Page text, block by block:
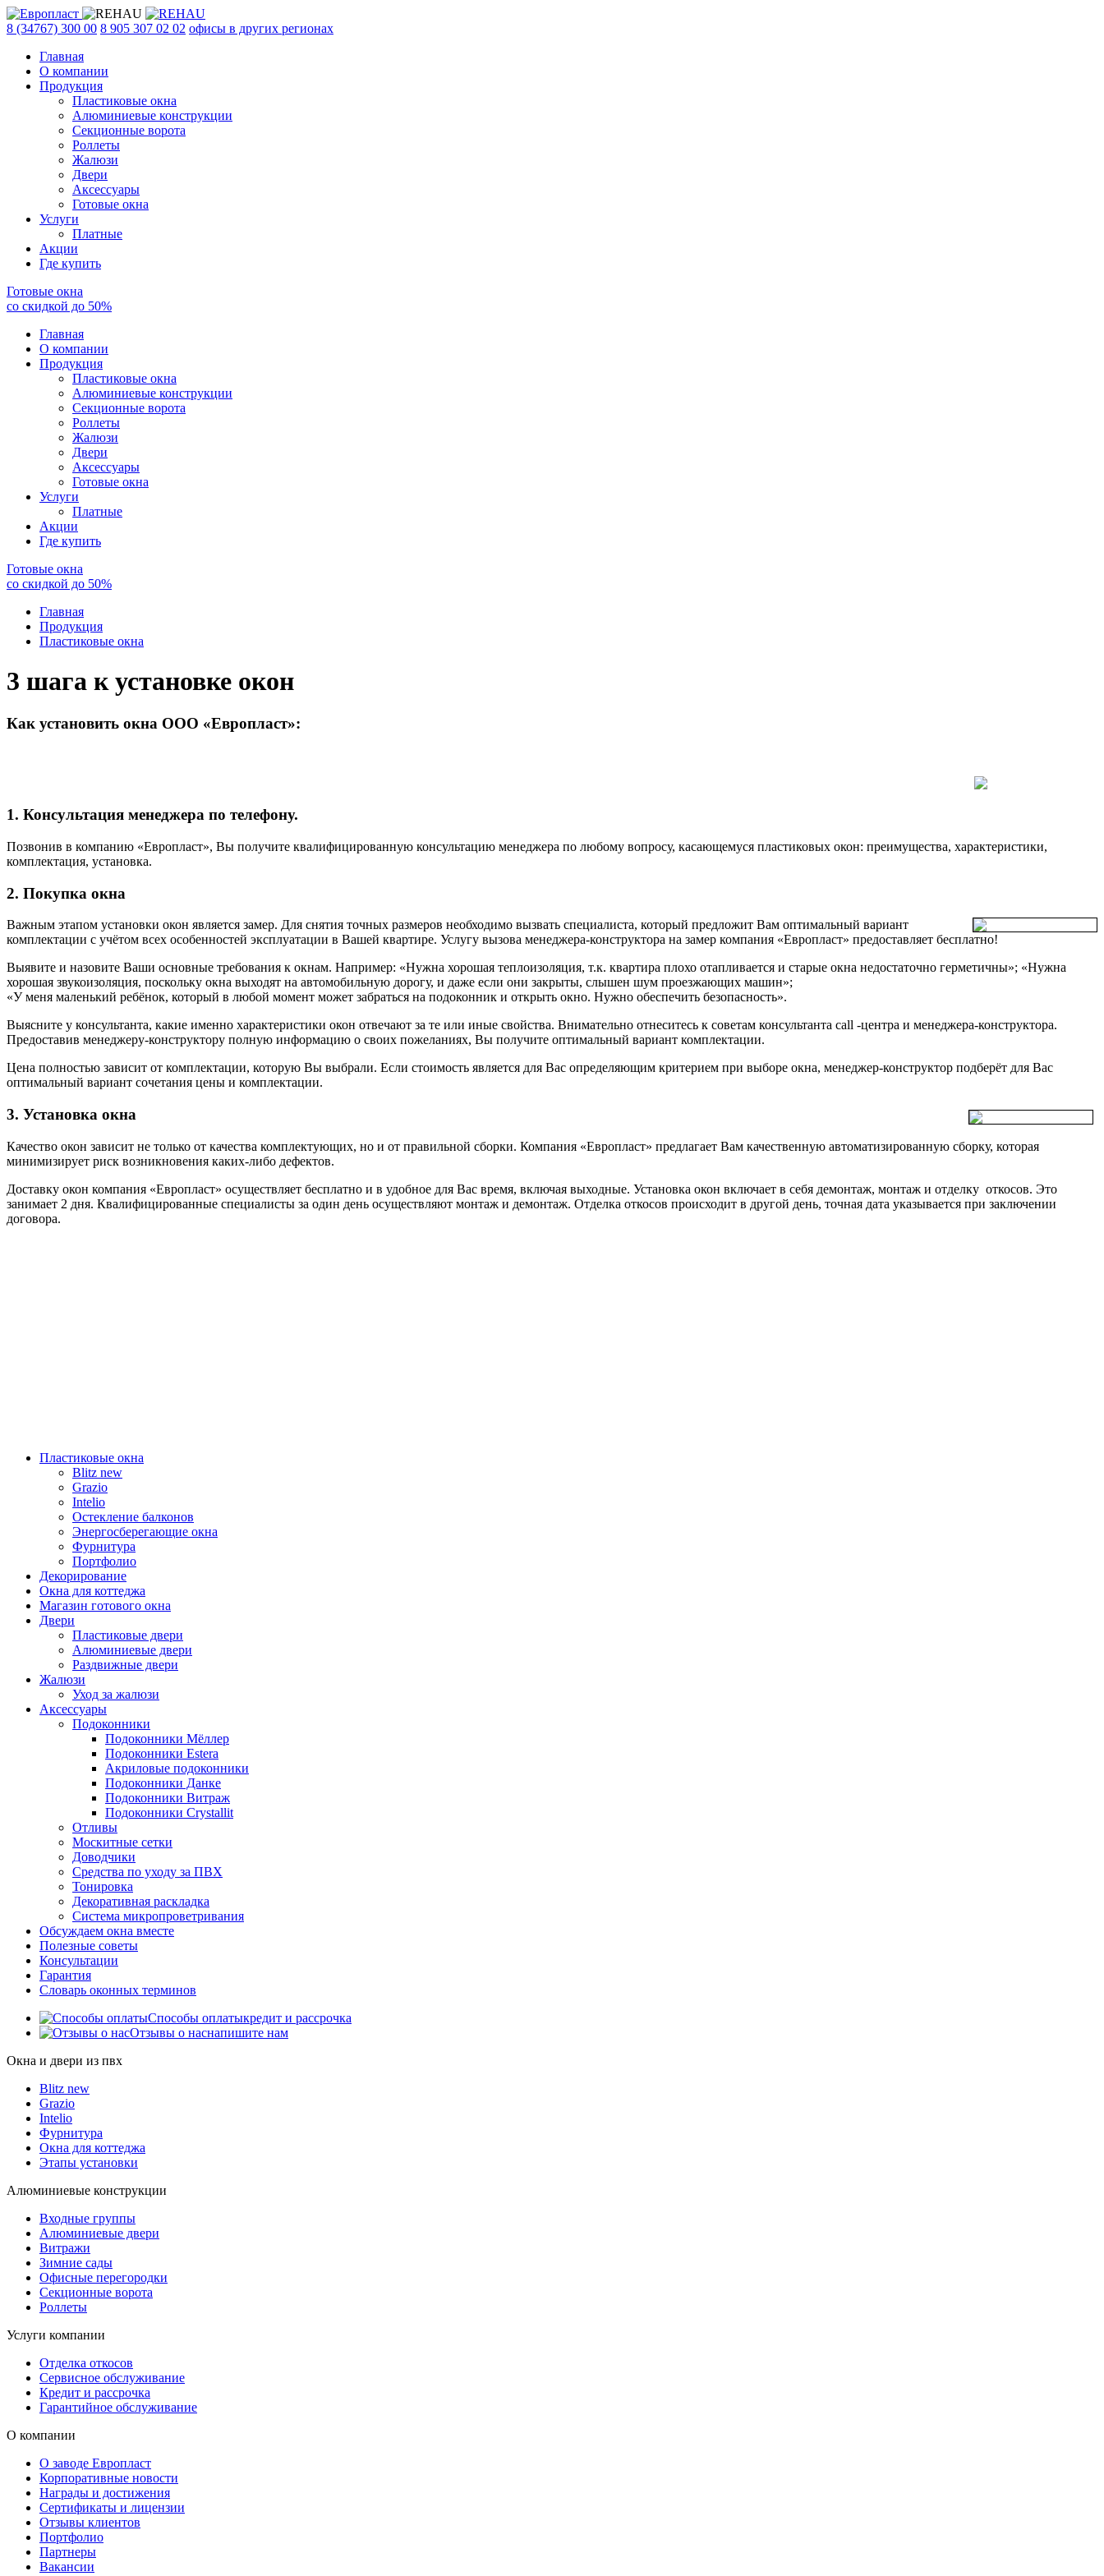
8 (34767) 300 00 8 905 307 02 02 офисы в других регионах
Главная
О компании
Продукция
Пластиковые окна
Алюминиевые конструкции
Секционные ворота
Роллеты
Жалюзи
Двери
Аксессуары
Готовые окна
Услуги
Платные
Акции
Где купить
Готовые окна
со скидкой до 50%
Главная
О компании
Продукция
Пластиковые окна
Алюминиевые конструкции
Секционные ворота
Роллеты
Жалюзи
Двери
Аксессуары
Готовые окна
Услуги
Платные
Акции
Где купить
Готовые окна
со скидкой до 50%
Главная
Продукция
Пластиковые окна
3 шага к установке окон
Как установить окна ООО «Европласт»:
1. Консультация менеджера по телефону.
Позвонив в компанию «Европласт», Вы получите квалифицированную консультацию менеджера по любому вопросу, касающемуся пластиковых окон: преимущества, характеристики,
комплектация, установка.
2. Покупка окна
Важным этапом установки окон является замер. Для снятия точных размеров необходимо вызвать специалиста, который предложит Вам оптимальный вариант
комплектации с учётом всех особенностей эксплуатации в Вашей квартире. Услугу вызова менеджера-конструктора на замер компания «Европласт» предоставляет бесплатно!
Выявите и назовите Ваши основные требования к окнам. Например: «Нужна хорошая теплоизоляция, т.к. квартира плохо отапливается и старые окна недостаточно герметичны»; «Нужна
хорошая звукоизоляция, поскольку окна выходят на автомобильную дорогу, и даже если они закрыты, слышен шум проезжающих машин»;
«У меня маленький ребёнок, который в любой момент может забраться на подоконник и открыть окно. Нужно обеспечить безопасность».
Выясните у консультанта, какие именно характеристики окон отвечают за те или иные свойства. Внимательно отнеситесь к советам консультанта call -центра и менеджера-конструктора.
Предоставив менеджеру-конструктору полную информацию о своих пожеланиях, Вы получите оптимальный вариант комплектации.
Цена полностью зависит от комплектации, которую Вы выбрали. Если стоимость является для Вас определяющим критерием при выборе окна, менеджер-конструктор подберёт для Вас
оптимальный вариант сочетания цены и комплектации.
3. Установка окна
Качество окон зависит не только от качества комплектующих, но и от правильной сборки. Компания «Европласт» предлагает Вам качественную автоматизированную сборку, которая
минимизирует риск возникновения каких-либо дефектов.
Доставку окон компания «Европласт» осуществляет бесплатно и в удобное для Вас время, включая выходные. Установка окон включает в себя демонтаж, монтаж и отделку откосов. Это
занимает 2 дня. Квалифицированные специалисты за один день осуществляют монтаж и демонтаж. Отделка откосов происходит в другой день, точная дата указывается при заключении
договора.
Пластиковые окна
Blitz new
Grazio
Intelio
Остекление балконов
Энергосберегающие окна
Фурнитура
Портфолио
Декорирование
Окна для коттеджа
Магазин готового окна
Двери
Пластиковые двери
Алюминиевые двери
Раздвижные двери
Жалюзи
Уход за жалюзи
Аксессуары
Подоконники
Подоконники Мёллер
Подоконники Estera
Акриловые подоконники
Подоконники Данке
Подоконники Витраж
Подоконники Crystallit
Отливы
Москитные сетки
Доводчики
Средства по уходу за ПВХ
Тонировка
Декоративная раскладка
Система микропроветривания
Обсуждаем окна вместе
Полезные советы
Консультации
Гарантия
Словарь оконных терминов
Способы оплатыкредит и рассрочка
Отзывы о наснапишите нам
Окна и двери из пвх
Blitz new
Grazio
Intelio
Фурнитура
Окна для коттеджа
Этапы установки
Алюминиевые конструкции
Входные группы
Алюминиевые двери
Витражи
Зимние сады
Офисные перегородки
Секционные ворота
Роллеты
Услуги компании
Отделка откосов
Сервисное обслуживание
Кредит и рассрочка
Гарантийное обслуживание
О компании
О заводе Европласт
Корпоративные новости
Награды и достижения
Сертификаты и лицензии
Отзывы клиентов
Портфолио
Партнеры
Вакансии